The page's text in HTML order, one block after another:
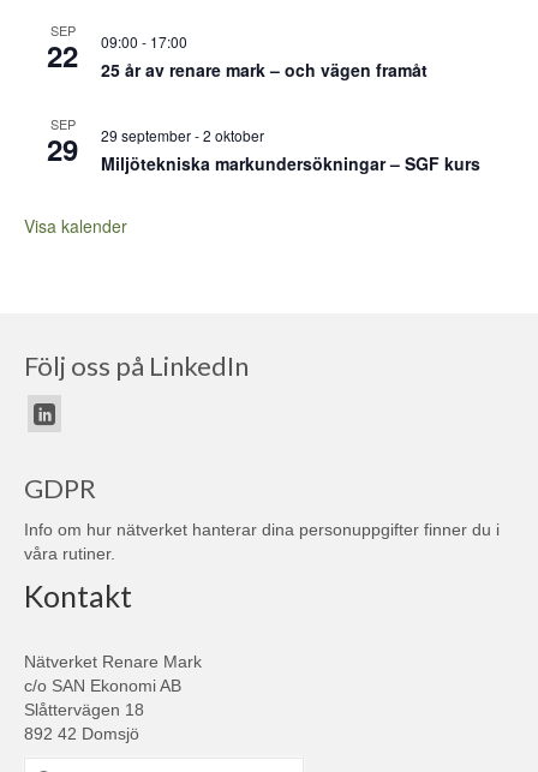
SEP
22 09:00 - 17:00
25 år av renare mark – och vägen framåt
SEP
29 29 september-2 oktober
Miljötekniska markundersökningar – SGF kurs
Visa kalender
Följ oss på LinkedIn
GDPR
Info om hur nätverket hanterar dina personuppgifter finner du i
våra rutiner.
Kontakt
Nätverket Renare Mark
c/o SAN Ekonomi AB
Slåttervägen 18
892 42 Domsjö